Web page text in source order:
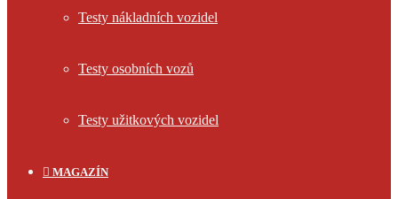
Testy nákladních vozidel
Testy osobních vozů
Testy užitkových vozidel
MAGAZÍN